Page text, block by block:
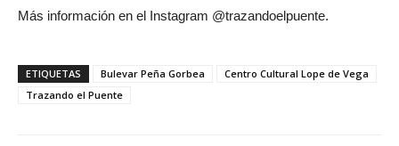
Más información en el Instagram @trazandoelpuente.
ETIQUETAS Bulevar Peña Gorbea
Centro Cultural Lope de Vega
Trazando el Puente